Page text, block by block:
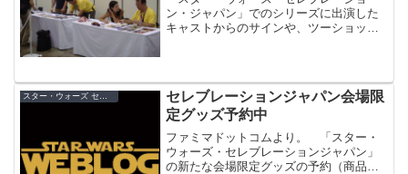
ン・ジャパン」でのシリーズに出演した
キャストからのサインや、ツーショット
スター・ウォーズ セレブレーション・ジャパン（2008）
セレブレーションジャパン会場限
定グッズ予約中
ファミマドットコムより。 「スター・
ウォーズ・セレブレーションジャパン」
の新たな会場限定グッズの予約（商品引